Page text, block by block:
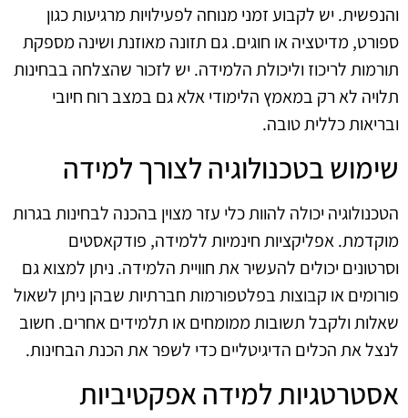
והנפשית. יש לקבוע זמני מנוחה לפעילויות מרגיעות כגון
ספורט, מדיטציה או חוגים. גם תזונה מאוזנת ושינה מספקת
תורמות לריכוז וליכולת הלמידה. יש לזכור שהצלחה בבחינות
תלויה לא רק במאמץ הלימודי אלא גם במצב רוח חיובי
ובריאות כללית טובה.
שימוש בטכנולוגיה לצורך למידה
הטכנולוגיה יכולה להוות כלי עזר מצוין בהכנה לבחינות בגרות
מוקדמת. אפליקציות חינמיות ללמידה, פודקאסטים
וסרטונים יכולים להעשיר את חוויית הלמידה. ניתן למצוא גם
פורומים או קבוצות בפלטפורמות חברתיות שבהן ניתן לשאול
שאלות ולקבל תשובות ממומחים או תלמידים אחרים. חשוב
לנצל את הכלים הדיגיטליים כדי לשפר את הכנת הבחינות.
אסטרטגיות למידה אפקטיביות